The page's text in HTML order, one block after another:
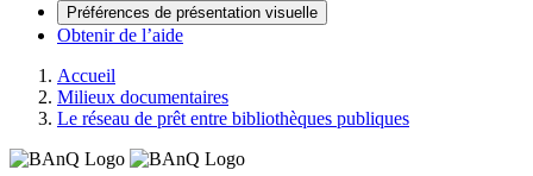
Préférences de présentation visuelle
Obtenir de l’aide
Accueil
Milieux documentaires
Le réseau de prêt entre bibliothèques publiques